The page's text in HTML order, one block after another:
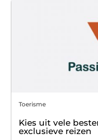
Toerisme
Kies uit vele
exclusieve reizen